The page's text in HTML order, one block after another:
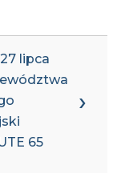
lipca
65